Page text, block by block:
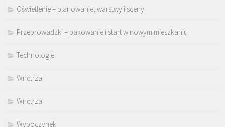
Oświetlenie – planowanie, warstwy i sceny
Przeprowadzki – pakowanie i start w nowym mieszkaniu
Technologie
Wnętrza
Wnętrza
Wypoczynek